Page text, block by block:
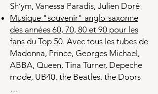
Sh’ym, Vanessa Paradis, Julien Doré
Musique "souvenir" anglo-saxonne
des années 60, 70, 80 et 90 pour les
fans du Top 50. Avec tous les tubes de
Madonna, Prince, Georges Michael,
ABBA, Queen, Tina Turner, Depeche
mode, UB40, the Beatles, the Doors
…